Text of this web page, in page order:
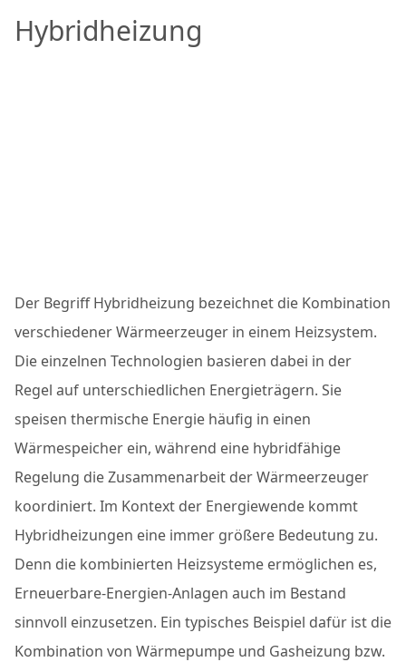
Hybridheizung
Der Begriff Hybridheizung bezeichnet die Kombination
verschiedener Wärmeerzeuger in einem Heizsystem.
Die einzelnen Technologien basieren dabei in der
Regel auf unterschiedlichen Energieträgern. Sie
speisen thermische Energie häufig in einen
Wärmespeicher ein, während eine hybridfähige
Regelung die Zusammenarbeit der Wärmeerzeuger
koordiniert. Im Kontext der Energiewende kommt
Hybridheizungen eine immer größere Bedeutung zu.
Denn die kombinierten Heizsysteme ermöglichen es,
Erneuerbare-Energien-Anlagen auch im Bestand
sinnvoll einzusetzen. Ein typisches Beispiel dafür ist die
Kombination von Wärmepumpe und Gasheizung bzw.